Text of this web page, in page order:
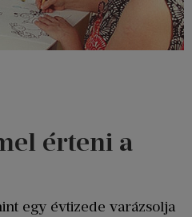
érteni a
egy évtizede varázsolja